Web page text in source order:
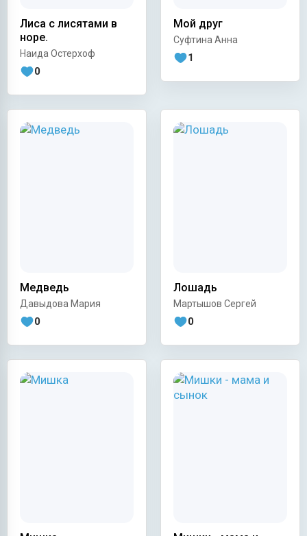
Лиса с лисятами в
норе.
Наида Остерхоф
0
Мой друг
Суфтина Анна
1
Медведь
Давыдова Мария
0
Лошадь
Мартышов Сергей
0